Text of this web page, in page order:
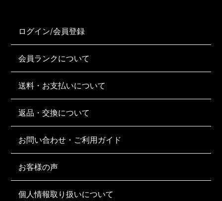
ログイン/会員登録
会員ランクについて
送料・お支払いについて
返品・交換について
お問い合わせ・ご利用ガイド
お客様の声
個人情報取り扱いについて